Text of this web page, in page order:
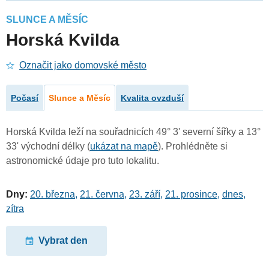
SLUNCE A MĚSÍC
Horská Kvilda
Označit jako domovské město
Počasí Slunce a Měsíc Kvalita ovzduší
Horská Kvilda leží na souřadnicích 49° 3' severní šířky a 13°
33' východní délky (ukázat na mapě). Prohlédněte si
astronomické údaje pro tuto lokalitu.
Dny: 20. března, 21. června, 23. září, 21. prosince, dnes,
zítra
Vybrat den